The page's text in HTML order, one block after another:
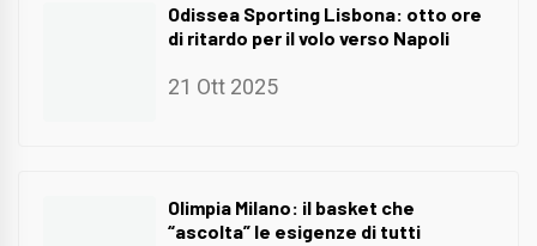
Odissea Sporting Lisbona: otto ore
di ritardo per il volo verso Napoli
21 Ott 2025
Olimpia Milano: il basket che
“ascolta” le esigenze di tutti